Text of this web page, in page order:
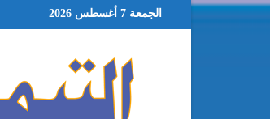
الجمعة 7 أغسطس 2026